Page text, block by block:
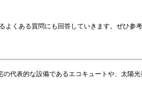
くある質問にも回答していきます。ぜひ参考
代表的な設備であるエコキュートや、太陽